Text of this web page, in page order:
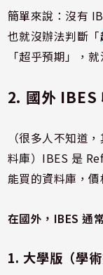
簡單來說：沒有
也就沒辦法判斷「
「超乎預期」，
2. 國外 IBES
（很多人不知道
料庫）IBES 是
能買的資料庫，
在國外，IBES 通
1. 大學版（學術